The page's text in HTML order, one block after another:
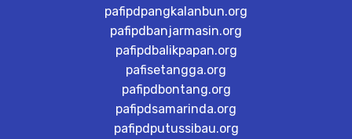
pafipdpangkalanbun.org
pafipdbanjarmasin.org
pafipdbalikpapan.org
pafisetangga.org
pafipdbontang.org
pafipdsamarinda.org
pafipdputussibau.org